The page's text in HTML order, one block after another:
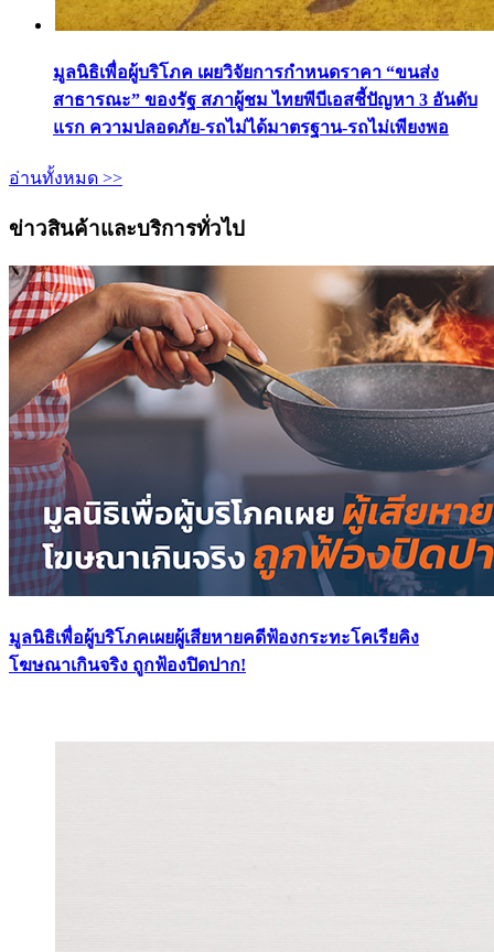
มูลนิธิเพื่อผู้บริโภค เผยวิจัยการกำหนดราคา “ขนส่ง
สาธารณะ” ของรัฐ สภาผู้ชม ไทยพีบีเอสชี้ปัญหา 3 อันดับ
แรก ความปลอดภัย-รถไม่ได้มาตรฐาน-รถไม่เพียงพอ
อ่านทั้งหมด >>
ข่าวสินค้าและบริการทั่วไป
มูลนิธิเพื่อผู้บริโภคเผยผู้เสียหายคดีฟ้องกระทะโคเรียคิง
โฆษณาเกินจริง ถูกฟ้องปิดปาก!